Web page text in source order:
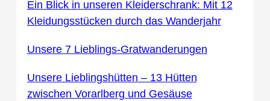
Ein Blick in unseren Kleiderschrank: Mit 12
Kleidungsstücken durch das Wanderjahr
Unsere 7 Lieblings-Gratwanderungen
Unsere Lieblingshütten – 13 Hütten
zwischen Vorarlberg und Gesäuse